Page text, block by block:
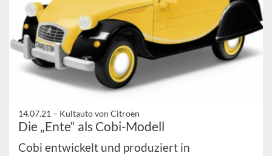
14.07.21 – Kultauto von Citroën
Die „Ente“ als Cobi-Modell
Cobi entwickelt und produziert in